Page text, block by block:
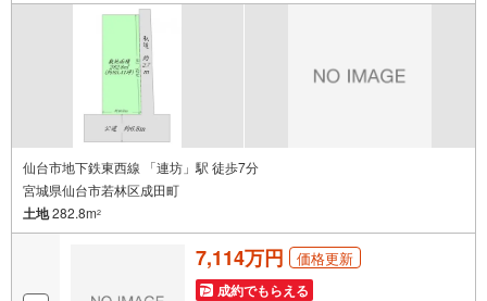
仙台市地下鉄東西線 「連坊」駅 徒歩7分
宮城県仙台市若林区成田町
土地282.8m2
7,114万円 価格更新
成約でもらえる